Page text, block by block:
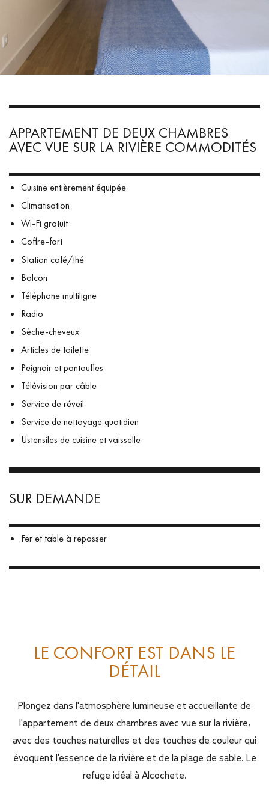
APPARTEMENT DE DEUX CHAMBRES
AVEC VUE SUR LA RIVIÈRE COMMODITÉS
Cuisine entièrement équipée
Climatisation
Wi-Fi gratuit
Coffre-fort
Station café/thé
Balcon
Téléphone multiligne
Radio
Sèche-cheveux
Articles de toilette
Peignoir et pantoufles
Télévision par câble
Service de réveil
Service de nettoyage quotidien
Ustensiles de cuisine et vaisselle
SUR DEMANDE
Fer et table à repasser
LE CONFORT EST DANS LE
DÉTAIL
Plongez dans l'atmosphère lumineuse et accueillante de
l'appartement de deux chambres avec vue sur la rivière,
avec des touches naturelles et des touches de couleur qui
évoquent l'essence de la rivière et de la plage de sable. Le
refuge idéal à Alcochete.